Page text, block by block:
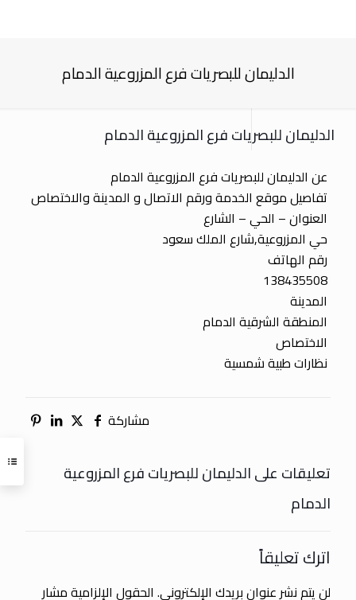
الدليمان للبصريات فرع المزروعية الدمام
الدليمان للبصريات فرع المزروعية الدمام
عن الدليمان للبصريات فرع المزروعية الدمام
تفاصيل موقع الخدمة ورقم الاتصال و المدينة والاختصاص
العنوان – الحي – الشارع
حي المزروعية,شارع الملك سعود
رقم الهاتف
138435508
المدينة
المنطقة الشرقية الدمام
الاختصاص
نظارات طبية شمسية
مشاركة
تعليقات على الدليمان للبصريات فرع المزروعية
الدمام
اترك تعليقاً
لن يتم نشر عنوان بريدك الإلكتروني. الحقول الإلزامية مشار